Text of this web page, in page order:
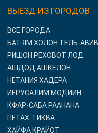
ВЫЕЗД ИЗ ГОРОДОВ
ВСЕ ГОРОДА
БАТ-ЯМ ХОЛОН ТЕЛЬ-АВИВ
РИШОН РЕХОВОТ ЛОД
АШДОД АШКЕЛОН
НЕТАНИЯ ХАДЕРА
ИЕРУСАЛИМ МОДИИН
КФАР-САБА РААНАНА
ПЕТАХ-ТИКВА
ХАЙФА КРАЙОТ